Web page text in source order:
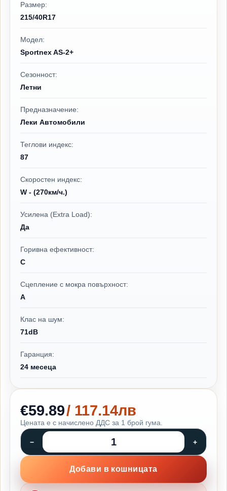
Размер:
215/40R17
Модел:
Sportnex AS-2+
Сезонност:
Летни
Предназначение:
Леки Автомобили
Теглови индекс:
87
Скоростен индекс:
W - (270км/ч.)
Усилена (Extra Load):
Да
Горивна ефективност:
C
Сцепление с мокра повърхност:
A
Клас на шум:
71dB
Гаранция:
24 месеца
€59.89/ 117.14лв
Цената е с начислено ДДС за 1 брой гума.
Добави в кошницата